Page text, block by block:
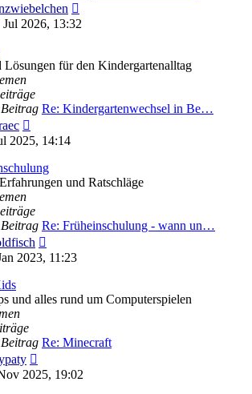
Beitrag
2026, 13:32
Lösungen für den Kindergartenalltag
Re: Kindergartenwechsel in Be…
Beitrag
2025, 14:14
und Ratschläge
Re: Früheinschulung - wann un…
Beitrag
2023, 11:23
und alles rund um Computerspielen
Re: Minecraft
Beitrag
2025, 19:02